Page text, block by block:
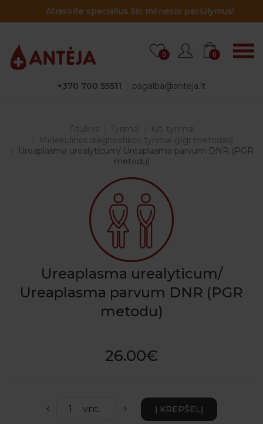
Atraskite specialius šio mėnesio pasiūlymus!
+370 700 55511 pagalba@anteja.lt
0 0
Titulinis Tyrimai
Kiti tyrimai
Molekulinės diagnostikos tyrimai (pgr metodas)
Ureaplasma urealyticum/ Ureaplasma parvum DNR (PGR
metodu)
Ureaplasma urealyticum/
Ureaplasma parvum DNR (PGR
metodu)
26.00€